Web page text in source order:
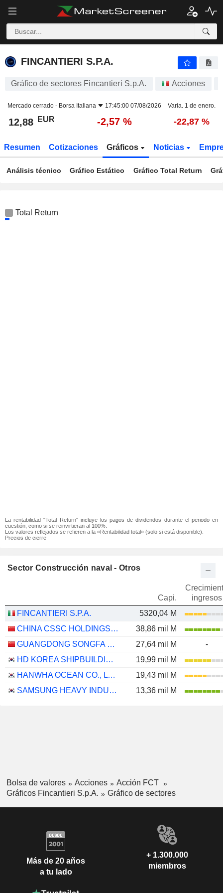
FINCANTIERI S.P.A.
FINCANTIERI S.P.A.
Gráfico de sectores Fincantieri S.p.A. Acciones
Mercado cerrado - Borsa Italiana 17:45:00 07/08/2026 Varia. 1 de enero.
12,88 EUR -2,57 % -22,87 %
Resumen Cotizaciones Gráficos Noticias
Análisis técnico Gráfico Estático Gráfico Total Return
Total Return
La rentabilidad "Total Return" incluye los pagos de dividendos durante el periodo en
cuestión, como si se reinvirtieran al 100%.
Los valores reflejados se refieren a la «Rentabilidad total» (solo si está disponible).
Precios de cierre
Sector Construcción naval - Otros
Capi.
ingresos
FINCANTIERI S.P.A.
5320,04 M
CHINA CSSC HOLDINGS LIMITED
38,86 mil M
GUANGDONG SONGFA CERAMICS CO.,LTD.
27,64 mil M
-
HD KOREA SHIPBUILDING & OFFSHORE ENGINEERING CO., LTD.
19,99 mil M
HANWHA OCEAN CO., LTD.
19,43 mil M
SAMSUNG HEAVY INDUSTRIES CO., LTD.
13,36 mil M
Bolsa de valores Acciones
Acción FCT
Gráficos Fincantieri S.p.A.
Gráfico de sectores
Más de 20 años
a tu lado
+ 1.300.000
miembros